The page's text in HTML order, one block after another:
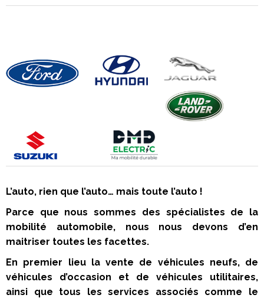
L’auto, rien que l’auto… mais toute l’auto !
Parce que nous sommes des spécialistes de la
mobilité automobile, nous nous devons d’en
maitriser toutes les facettes.
En premier lieu la vente de véhicules neufs, de
véhicules d’occasion et de véhicules utilitaires,
ainsi que tous les services associés comme le